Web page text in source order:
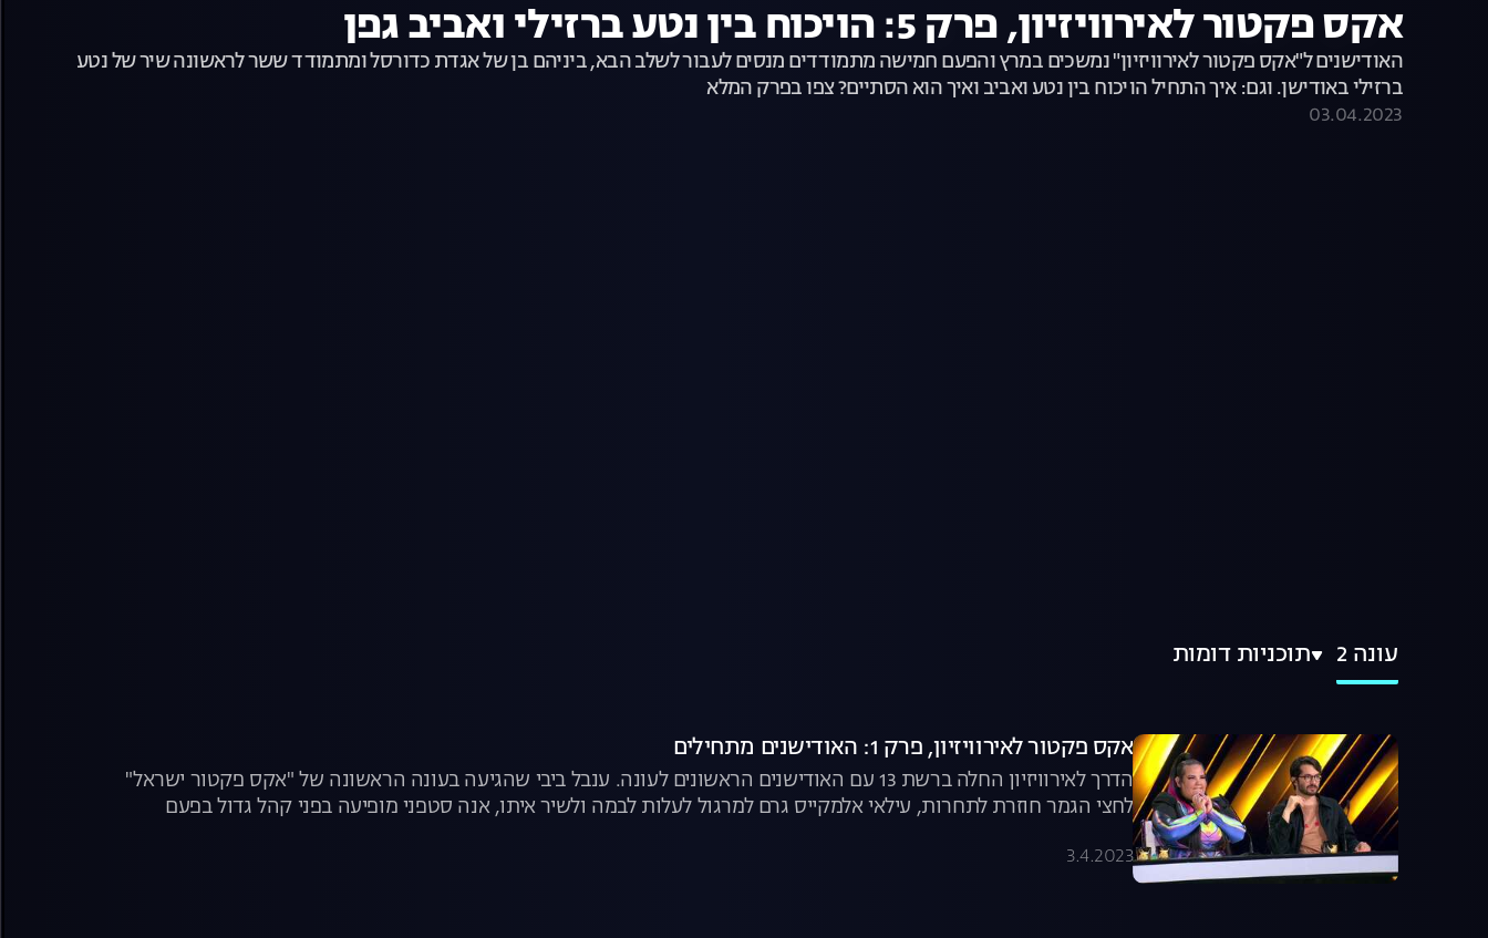
אקס פקטור לאירוויזיון, פרק 5: הויכוח בין נטע ברזילי ואביב גפן
האודישנים ל"אקס פקטור לאירוויזיון" נמשכים במרץ והפעם חמישה מתמודדים מנסים לעבור לשלב הבא, ביניהם בן של אגדת כדורסל ומתמודד ששר לראשונה שיר של נטע
ברזילי באודישן. וגם: איך התחיל הויכוח בין נטע ואביב ואיך הוא הסתיים? צפו בפרק המלא
03.04.2023
עונה 2 תוכניות דומות
אקס פקטור לאירוויזיון, פרק 1: האודישנים מתחילים
הדרך לאירוויזיון החלה ברשת 13 עם האודישנים הראשונים לעונה. ענבל ביבי שהגיעה בעונה הראשונה של "אקס פקטור ישראל"
לחצי הגמר חוזרת לתחרות, עילאי אלמקייס גרם למרגול לעלות לבמה ולשיר איתו, אנה סטפני מופיעה בפני קהל גדול בפעם
הראשונה ומיכאל בן דוד מרגש את השופטים עם שיר של השופטת מירי מסיקה. צפו בפרק הבכורה
3.4.2023